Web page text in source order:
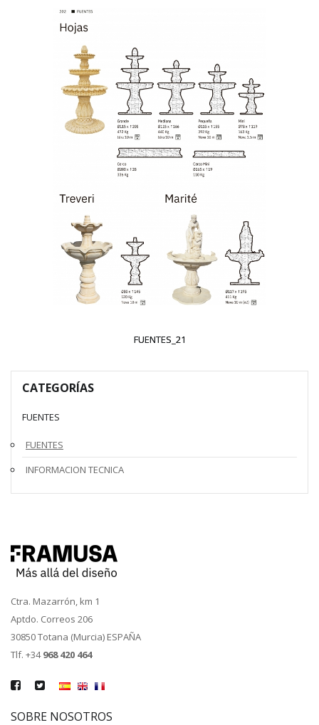
FUENTES_21
CATEGORÍAS
FUENTES
FUENTES
INFORMACION TECNICA
Ctra. Mazarrón, km 1
Aptdo. Correos 206
30850 Totana (Murcia) ESPAÑA
Tlf. +34968 420 464
SOBRE NOSOTROS